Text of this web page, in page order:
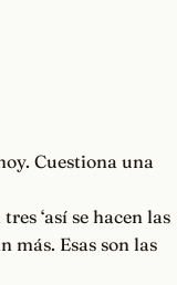
Cuestiona una
‘así se hacen las
más. Esas son las